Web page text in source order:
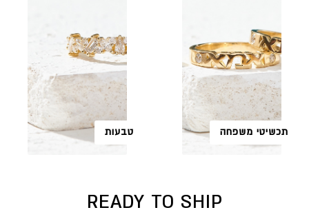
תכשיטי משפחה טבעות
READY TO SHIP